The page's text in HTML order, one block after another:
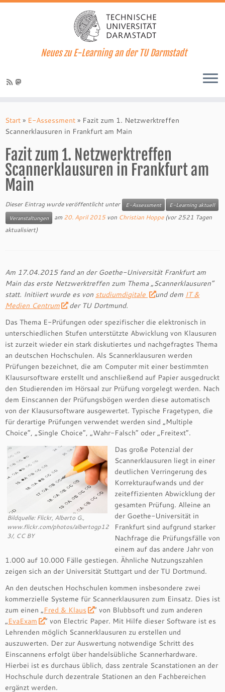
Inhalt
springen
Neues zu E-Learning an der TU Darmstadt
Start » E-Assessment » Fazit zum 1. Netzwerktreffen
Scannerklausuren in Frankfurt am Main
Fazit zum 1. Netzwerktreffen
Scannerklausuren in Frankfurt am
Main
Dieser Eintrag wurde veröffentlicht unter E-Assessment
E-Learning aktuell
Veranstaltungen
am 20. April 2015 von Christian Hoppe(vor 2521 Tagen
aktualisiert)
Am 17.04.2015 fand an der Goethe-Universität Frankfurt am
Main das erste Netzwerktreffen zum Thema „Scannerklausuren“
statt. Initiiert wurde es von studiumdigitale und dem IT &
Medien Centrum
der TU Dortmund.
Das Thema E-Prüfungen oder spezifischer die elektronisch in
unterschiedlichen Stufen unterstützte Abwicklung von Klausuren
ist zurzeit wieder ein stark diskutiertes und nachgefragtes Thema
an deutschen Hochschulen. Als Scannerklausuren werden
Prüfungen bezeichnet, die am Computer mit einer bestimmten
Klausursoftware erstellt und anschließend auf Papier ausgedruckt
den Studierenden im Hörsaal zur Prüfung vorgelegt werden. Nach
dem Einscannen der Prüfungsbögen werden diese automatisch
von der Klausursoftware ausgewertet. Typische Fragetypen, die
für derartige Prüfungen verwendet werden sind „Multiple
Choice“, „Single Choice“, „Wahr-Falsch“ oder „Freitext“.
Bildquelle: Flickr, Alberto G.,
www.flickr.com/photos/albertogp12
3/, CC BY
Das große Potenzial der
Scannerklausuren liegt in einer
deutlichen Verringerung des
Korrekturaufwands und der
zeiteffizienten Abwicklung der
gesamten Prüfung. Alleine an
der Goethe-Universität in
Frankfurt sind aufgrund starker
Nachfrage die Prüfungsfälle von
einem auf das andere Jahr von
1.000 auf 10.000 Fälle gestiegen. Ähnliche Nutzungszahlen
zeigen sich an der Universität Stuttgart und der TU Dortmund.
An den deutschen Hochschulen kommen insbesondere zwei
kommerzielle Systeme für Scannerklausuren zum Einsatz. Dies ist
zum einen „Fred & Klaus
“ von Blubbsoft und zum anderen
„EvaExam
“ von Electric Paper. Mit Hilfe dieser Software ist es
Lehrenden möglich Scannerklausuren zu erstellen und
auszuwerten. Der zur Auswertung notwendige Schritt des
Einscannens erfolgt über handelsübliche Scannerhardware.
Hierbei ist es durchaus üblich, dass zentrale Scanstationen an der
Hochschule durch dezentrale Stationen an den Fachbereichen
ergänzt werden.